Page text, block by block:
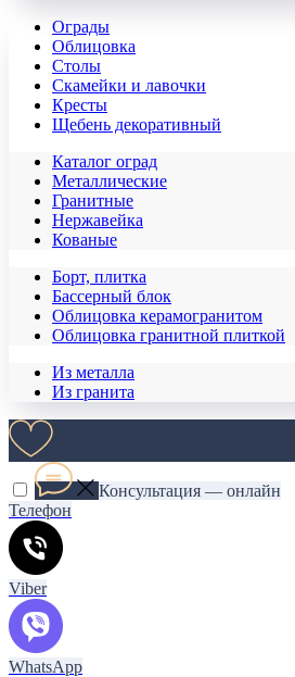
Ограды
Облицовка
Столы
Скамейки и лавочки
Кресты
Щебень декоративный
Каталог оград
Металлические
Гранитные
Нержавейка
Кованые
Борт, плитка
Бассерный блок
Облицовка керамогранитом
Облицовка гранитной плиткой
Из металла
Из гранита
Консультация — онлайн
Телефон
Viber
WhatsApp